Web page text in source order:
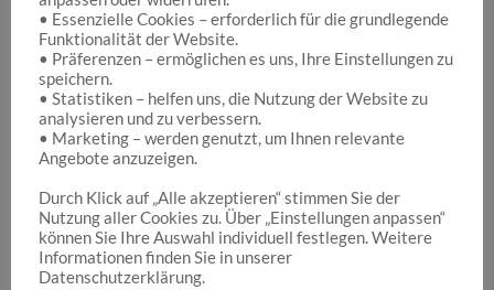
Hocuspocus – Ihr Onlineshop für die schönen
Dinge des Lebens
Hocuspocus ist die richtige Anlaufstelle für Dich,
wenn Du auf der Suche nach schönen
Geschenken , tollenSpielwarenoder
ansprechenderDekorationbist. Wir von
Hocuspocus wissen schöne Dinge stets zu
schätzen und legen daher großen Wert darauf,
• Essenzielle Cookies – erforderlich für die grundlegende
Funktionalität der Website.
• Präferenzen – ermöglichen es uns, Ihre Einstellungen zu
speichern.
• Statistiken – helfen uns, die Nutzung der Website zu
analysieren und zu verbessern.
• Marketing – werden genutzt, um Ihnen relevante
Angebote anzuzeigen.
Durch Klick auf „Alle akzeptieren“ stimmen Sie der
Nutzung aller Cookies zu. Über „Einstellungen anpassen“
können Sie Ihre Auswahl individuell festlegen. Weitere
Informationen finden Sie in unserer
Datenschutzerklärung.